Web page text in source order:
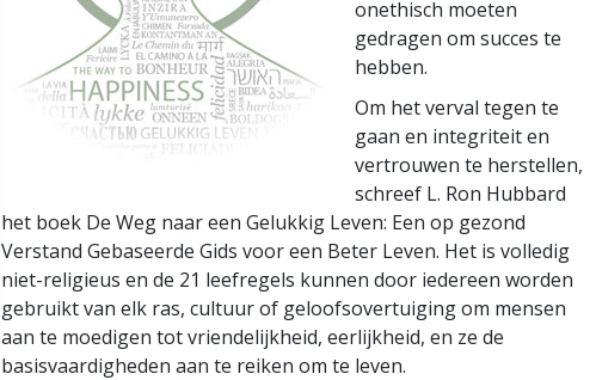
onethisch moeten
gedragen om succes te
hebben.
Om het verval tegen te
gaan en integriteit en
vertrouwen te herstellen,
schreef L. Ron Hubbard
het boek De Weg naar een Gelukkig Leven: Een op gezond
Verstand Gebaseerde Gids voor een Beter Leven. Het is volledig
niet-religieus en de 21 leefregels kunnen door iedereen worden
gebruikt van elk ras, cultuur of geloofsovertuiging om mensen
aan te moedigen tot vriendelijkheid, eerlijkheid, en ze de
basisvaardigheden aan te reiken om te leven.